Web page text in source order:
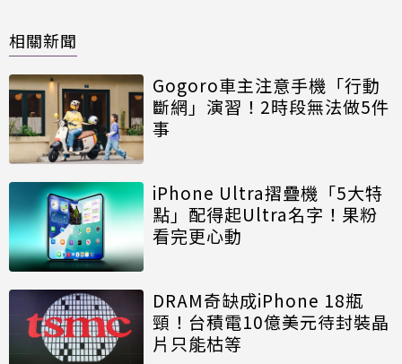
相關新聞
Gogoro車主注意手機「行動
斷網」演習！2時段無法做5件
事
iPhone Ultra摺疊機「5大特
點」配得起Ultra名字！果粉
看完更心動
DRAM奇缺成iPhone 18瓶
頸！台積電10億美元待封裝晶
片只能枯等